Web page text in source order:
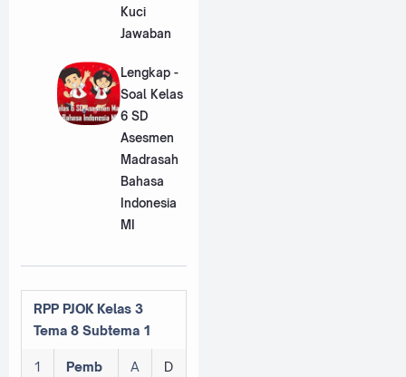
Kuci
Jawaban
Lengkap -
Soal Kelas
6 SD
Asesmen
Madrasah
Bahasa
Indonesia
MI
RPP PJOK Kelas 3
Tema 8 Subtema 1
1
Pemb
A
D